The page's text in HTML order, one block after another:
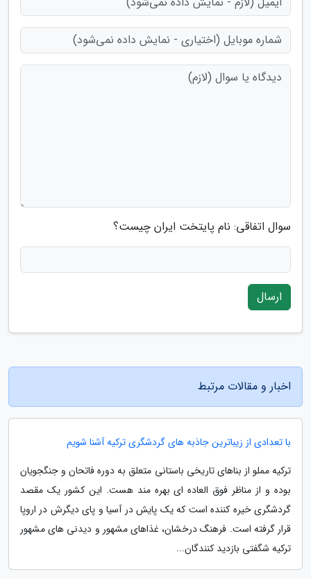
سوال اتفاقی: نام پایتخت ایران چیست؟
ارسال
اخبار و مقالات مرتبط
با تعدادی از زیباترین جاذبه های گردشگری ترکیه آشنا شویم
ترکیه مملو از بناهای تاریخی باستانی متعلق به دوره فاتحان و جنگجویان
بوده و از مناظر فوق العاده ای بهره مند هست. این کشور یک مقصد
گردشگری خیره کننده است که یک پایش در آسیا و پای دیگرش در اروپا
قرار گرفته است. فرهنگ درخشان، غذاهای مشهور و دیدنی های مشهور
ترکیه شگفتی بازدید کنندگان...